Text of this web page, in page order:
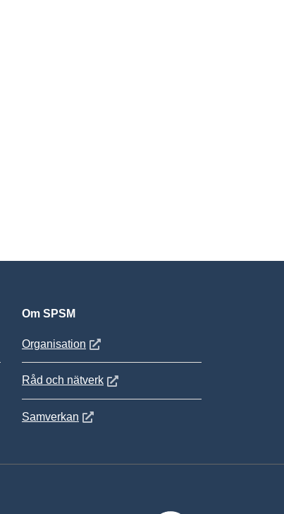
Om SPSM
Organisation Öppnas i nytt fönster
Råd och nätverkÖppnas i nytt fönster
Samverkan Öppnas i nytt fönster